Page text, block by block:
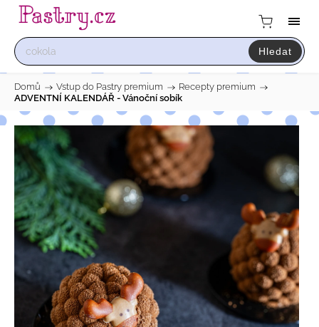
Hledat
Domů / Vstup do Pastry premium / Recepty premium /
ADVENTNÍ KALENDÁŘ - Vánoční sobík